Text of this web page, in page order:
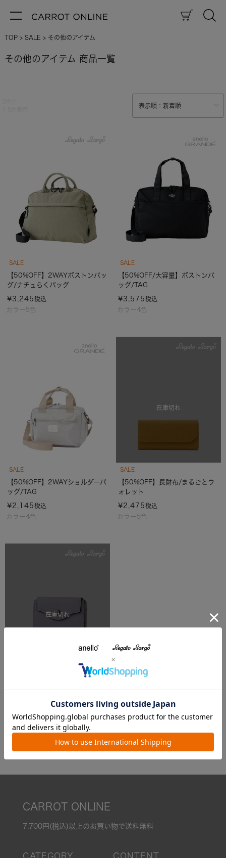
TOP SALE その他のアイテム
その他のアイテム 商品一覧
SALE
カラー5色
【50%OFF】2WAYボストンバッ
グ/ナチュらくバッグ
¥3,245税込
SALE
カラー4色
【50%OFF/大容量】ボストンバ
ッグ/TAG
¥3,575税込
SALE
カラー4色
【50%OFF】2WAYショルダーバ
ッグ/TAG
¥2,145税込
SALE
カラー5色
【50%OFF】長財布/まるごとウ
ォレット
¥2,475税込
在庫切れ
カラー7色
【50%OFF】リール付きパスケー
1,595 税込
在庫切れ
CARROT ONLINE
7,700円(税込)以上のお買い物で送料無料